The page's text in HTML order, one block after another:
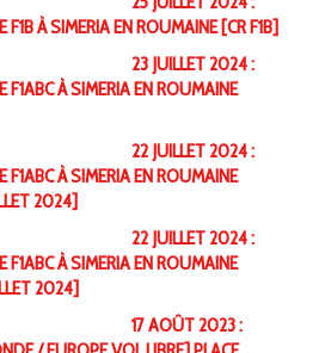
À SIMERIA EN ROUMAINE [CR F1B]
23 JUILLET 2024 :
À SIMERIA EN ROUMAINE
22 JUILLET 2024 :
À SIMERIA EN ROUMAINE
2024]
22 JUILLET 2024 :
À SIMERIA EN ROUMAINE
2024]
17 AOÛT 2023 :